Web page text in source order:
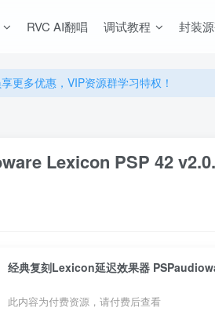
RVC AI翻唱 调试教程 封装
更多优惠，VIP资源群学习特权！
Lexicon PSP 42
经典复刻Lexicon延迟效果器
此内容为付费资源，请付费后查看